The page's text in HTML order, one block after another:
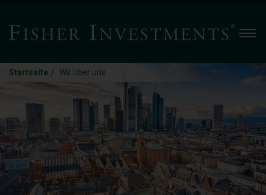
Startseite / Wir über uns